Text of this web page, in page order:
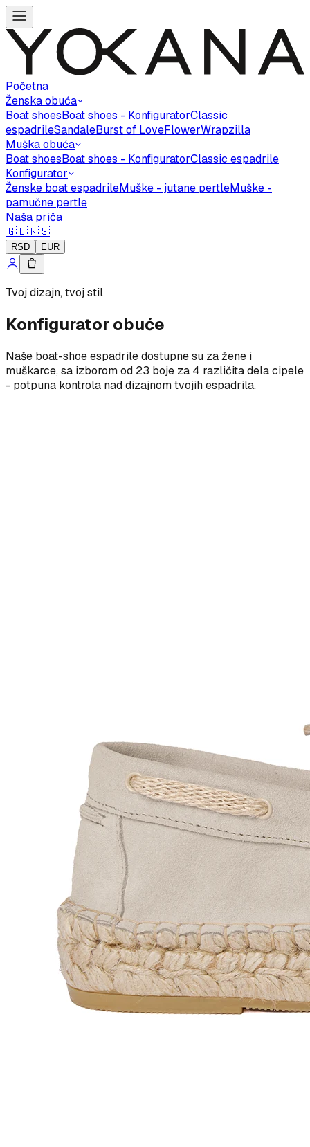
Početna
Ženska obuća
Boat shoesBoat shoes - KonfiguratorClassic
espadrileSandaleBurst of LoveFlowerWrapzilla
Muška obuća
Boat shoesBoat shoes - KonfiguratorClassic espadrile
Konfigurator
Ženske boat espadrileMuške - jutane pertleMuške -
pamučne pertle
Naša priča
🇬🇧🇷🇸
RSD EUR
Tvoj dizajn, tvoj stil
Konfigurator obuće
Naše boat-shoe espadrile dostupne su za žene i
muškarce, sa izborom od 23 boje za 4 različita dela cipele
- potpuna kontrola nad dizajnom tvojih espadrila.